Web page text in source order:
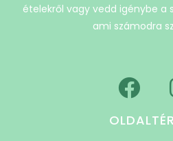
ételekről vagy vedd igénybe a
ami számodra